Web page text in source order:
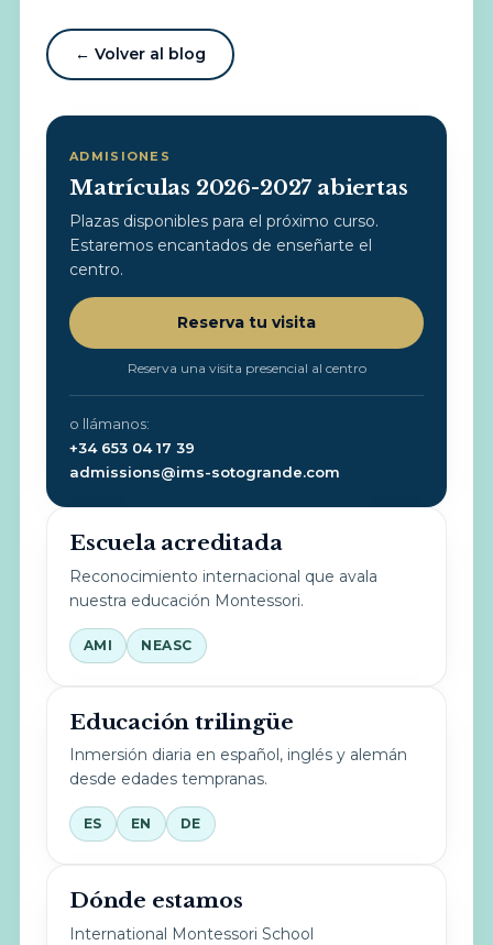
← Volver al blog
ADMISIONES
Matrículas 2026-2027 abiertas
Plazas disponibles para el próximo curso.
Estaremos encantados de enseñarte el
centro.
Reserva tu visita
Reserva una visita presencial al centro
o llámanos:
+34 653 04 17 39
admissions@ims-sotogrande.com
Escuela acreditada
Reconocimiento internacional que avala
nuestra educación Montessori.
AMI NEASC
Educación trilingüe
Inmersión diaria en español, inglés y alemán
desde edades tempranas.
ES EN DE
Dónde estamos
International Montessori School